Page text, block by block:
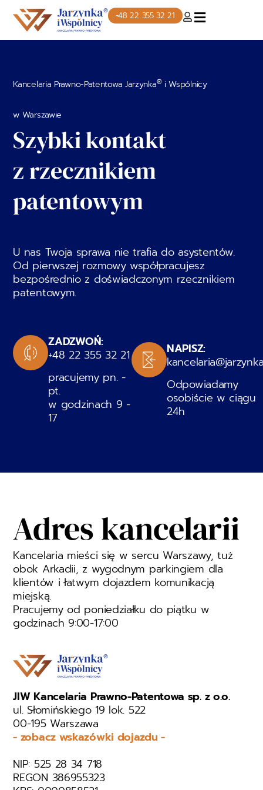
+48 22 355 32 21
Kancelaria Prawno-Patentowa Jarzynka®i Wspólnicy
w Warszawie
Szybki kontakt
z rzecznikiem
patentowym
U nas Twoja sprawa nie trafia do asystentów.
Od pierwszej rozmowy współpracujesz
bezpośrednio z doświadczonym rzecznikiem
patentowym.
ZADZWOŃ:
+48 22 355 32 21
pracujemy pn. -
pt.
w godzinach 9 -
17
NAPISZ:
Odpowiadamy
osobiście w ciągu
24h
Adres kancelarii
Kancelaria mieści się w sercu Warszawy, tuż
obok Arkadii, z wygodnym parkingiem dla
klientów i łatwym dojazdem komunikacją
miejską.
Pracujemy od poniedziałku do piątku w
godzinach 9:00-17:00
JIW Kancelaria Prawno-Patentowa sp. z o.o.
ul. Słomińskiego 19 lok. 522
00-195 Warszawa
- zobacz wskazówki dojazdu -
NIP: 525 28 34 718
REGON 386955323